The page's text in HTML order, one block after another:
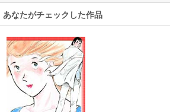
あなたがチェックした作品